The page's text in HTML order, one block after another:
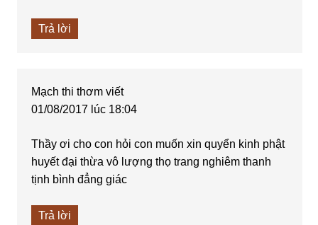
Trả lời
Mạch thi thơm viết
01/08/2017 lúc 18:04
Thầy ơi cho con hỏi con muốn xin quyển kinh phật
huyết đại thừa vô lượng thọ trang nghiêm thanh
tịnh bình đẳng giác
Trả lời